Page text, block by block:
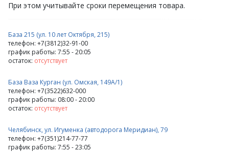
При этом учитывайте сроки перемещения товара.
База 215 (ул. 10 лет Октября, 215)
телефон: +7(3812)32-91-00
график работы: 7:55 - 20:05
остаток: отсутствует
База Ваза Курган (ул. Омская, 149А/1)
телефон: +7(3522)632-000
график работы: 08:00 - 20:00
остаток: отсутствует
Челябинск, ул. Игуменка (автодорога Меридиан), 79
телефон: +7(351)214-77-77
график работы: 7:55 - 23:05